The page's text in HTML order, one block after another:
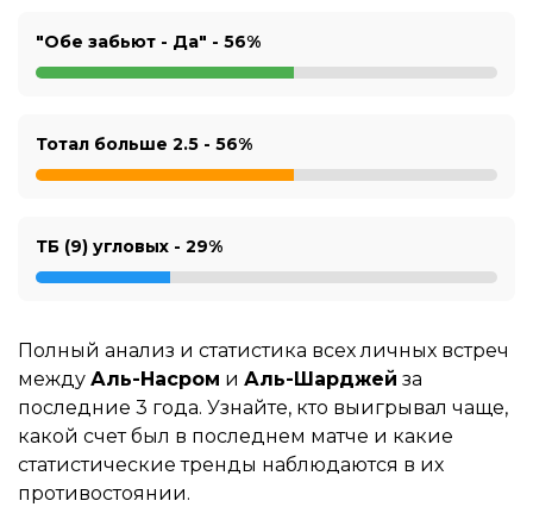
"Обе забьют - Да" - 56%
Тотал больше 2.5 - 56%
ТБ (9) угловых - 29%
Полный анализ и статистика всех личных встреч
между Аль-Насром и Аль-Шарджей за
последние 3 года. Узнайте, кто выигрывал чаще,
какой счет был в последнем матче и какие
статистические тренды наблюдаются в их
противостоянии.